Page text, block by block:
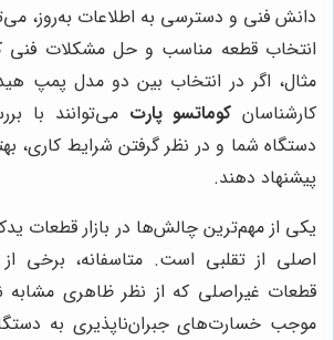
دانش فنی و دسترسی به اطلاعات به‌روز،
انتخاب قطعه مناسب و حل مشکلات فنی
مثال، اگر در انتخاب بین دو مدل پمپ
کارشناسان کوماتسو پارت می‌توانند با
دستگاه شما و در نظر گرفتن شرایط کاری،
پیشنهاد دهند.
یکی از مهم‌ترین چالش‌ها در بازار قطعات
اصلی از تقلبی است. متاسفانه، برخی از
قطعات غیراصلی که از نظر ظاهری مشابه
موجب خسارت‌های جبران‌ناپذیری به